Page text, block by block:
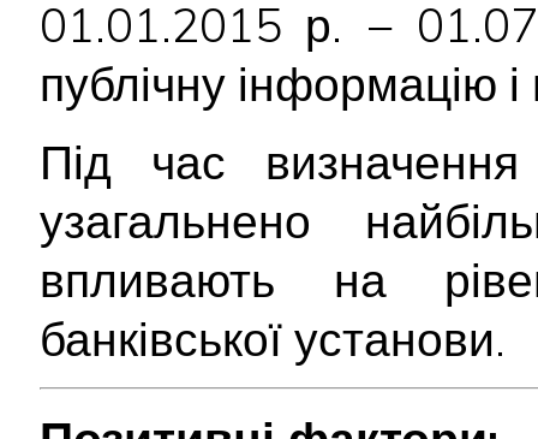
01.01.2015 р. −
публічну інформацію
Під час визначення
узагальнено
впливають на
банківської установи.